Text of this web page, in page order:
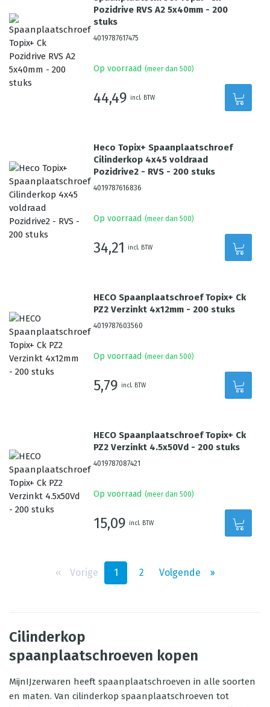
Pozidrive RVS A2 5x40mm - 200
stuks
4019787617475
Op voorraad (meer dan 500)
44,49 incl. BTW
Heco Topix+ Spaanplaatschroef
Cilinderkop 4x45 voldraad
Pozidrive2 - RVS - 200 stuks
4019787616836
Op voorraad (meer dan 500)
34,21 incl. BTW
HECO Spaanplaatschroef Topix+ Ck
PZ2 Verzinkt 4x12mm - 200 stuks
4019787603560
Op voorraad (meer dan 500)
5,79 incl. BTW
HECO Spaanplaatschroef Topix+ Ck
PZ2 Verzinkt 4.5x50Vd - 200 stuks
4019787087421
Op voorraad (meer dan 500)
15,09 incl. BTW
‹‹ Vorige 1 2 Volgende ››
Cilinderkop
spaanplaatschroeven kopen
MijnIJzerwaren heeft spaanplaatschroeven in alle soorten
en maten. Van cilinderkop spaanplaatschroeven tot